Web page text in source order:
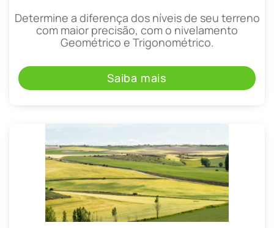
Determine a diferença dos níveis de seu terreno
com maior precisão, com o nivelamento
Geométrico e Trigonométrico.
Saiba mais